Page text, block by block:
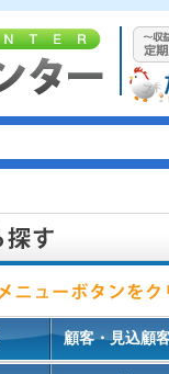
顧客・見込顧